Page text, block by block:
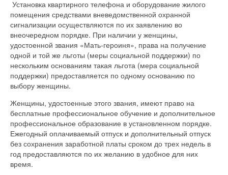
Установка квартирного телефона и оборудование жилого
помещения средствами вневедомственной охранной
сигнализации осуществляются по их заявлению во
внеочередном порядке. При наличии у женщины,
удостоенной звания «Мать-героиня», права на получение
одной и той же льготы (меры социальной поддержки) по
нескольким основаниям такая льгота (мера социальной
поддержки) предоставляется по одному основанию по
выбору женщины.
Женщины, удостоенные этого звания, имеют право на
бесплатные профессиональное обучение и дополнительное
профессиональное образование в установленном порядке.
Ежегодный оплачиваемый отпуск и дополнительный отпуск
без сохранения заработной платы сроком до трех недель в
год предоставляются по их желанию в удобное для них
время.